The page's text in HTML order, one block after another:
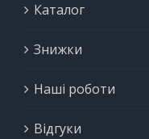
Каталог
Знижки
Наші роботи
Відгуки